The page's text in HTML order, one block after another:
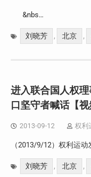
&nbs…
刘晓芳 , 北京 ,
进入联合国人权
口坚守者喊话【视
2013-09-12 权利
（2013/9/12）权利运
刘晓芳 , 北京 ,